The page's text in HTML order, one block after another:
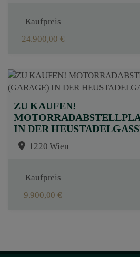
Kaufpreis
24.900,00 €
ZU KAUFEN!
IN DER
1220 Wien
Kaufpreis
9.900,00 €